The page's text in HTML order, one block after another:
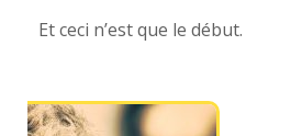
Et ceci n’est que le début.